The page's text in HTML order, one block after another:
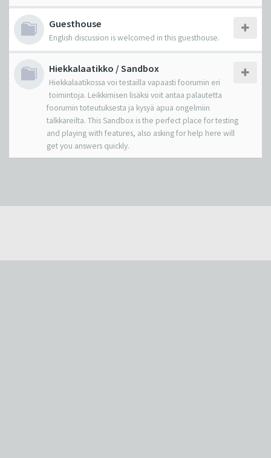
Guesthouse
English discussion is welcomed in this guesthouse.
Hiekkalaatikko / Sandbox
Hiekkalaatikossa voi testailla vapaasti foorumin eri
toimintoja. Leikkimisen lisäksi voit antaa palautetta
foorumin toteutuksesta ja kysyä apua ongelmiin
talkkareilta. This Sandbox is the perfect place for testing
and playing with features, also asking for help here will
get you answers quickly.